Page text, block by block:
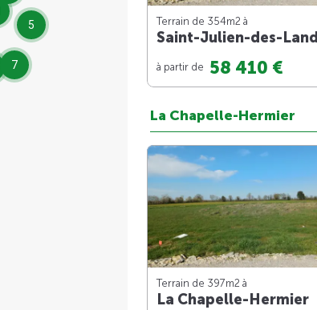
7
5 Terrain de 354m2 à
Saint-Julien-des-
à partir de 58 410 €
La Chapelle-Hermier
Terrain de 397m2 à
La Chapelle-Hermier